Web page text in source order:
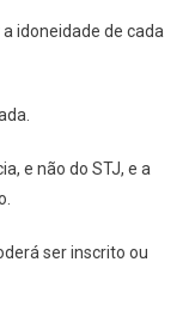
idoneidade de cada
e não do STJ, e a
ser inscrito ou